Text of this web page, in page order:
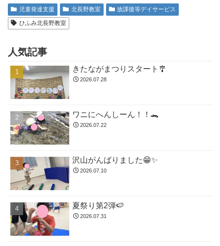
児童発達支援 北長野教室
放課後等デイサービス
ひふみ北長野教室
人気記事
きたながまつりスタート🎐
2026.07.28
ワニにへんしーん！！🐊
2026.07.22
沢山がんばりました😁✨
2026.07.10
夏祭り第2弾🍉
2026.07.31